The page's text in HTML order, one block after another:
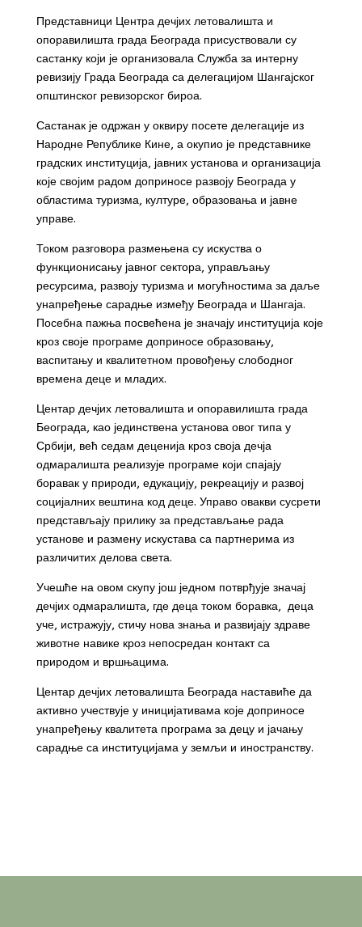
Представници Центра дечјих летовалишта и
опоравилишта града Београда присуствовали су
састанку који је организовала Служба за интерну
ревизију Града Београда са делегацијом Шангајског
општинског ревизорског бироа.
Састанак је одржан у оквиру посете делегације из
Народне Републике Кине, а окупио је представнике
градских институција, јавних установа и организација
које својим радом доприносе развоју Београда у
областима туризма, културе, образовања и јавне
управе.
Током разговора размењена су искуства о
функционисању јавног сектора, управљању
ресурсима, развоју туризма и могућностима за даље
унапређење сарадње између Београда и Шангаја.
Посебна пажња посвећена је значају институција које
кроз своје програме доприносе образовању,
васпитању и квалитетном провођењу слободног
времена деце и младих.
Центар дечјих летовалишта и опоравилишта града
Београда, као јединствена установа овог типа у
Србији, већ седам деценија кроз своја дечја
одмаралишта реализује програме који спајају
боравак у природи, едукацију, рекреацију и развој
социјалних вештина код деце. Управо овакви сусрети
представљају прилику за представљање рада
установе и размену искустава са партнерима из
различитих делова света.
Учешће на овом скупу још једном потврђује значај
дечјих одмаралишта, где деца током боравка, деца
уче, истражују, стичу нова знања и развијају здраве
животне навике кроз непосредан контакт са
природом и вршњацима.
Центар дечјих летовалишта Београда наставиће да
активно учествује у иницијативама које доприносе
унапређењу квалитета програма за децу и јачању
сарадње са институцијама у земљи и иностранству.